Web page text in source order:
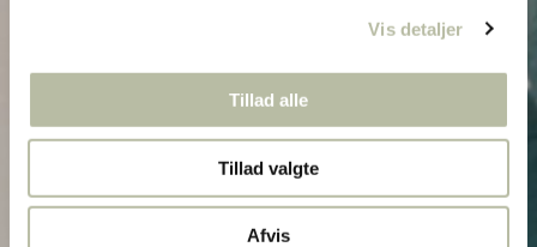
Vis detaljer
Tillad alle
Tillad valgte
Afvis